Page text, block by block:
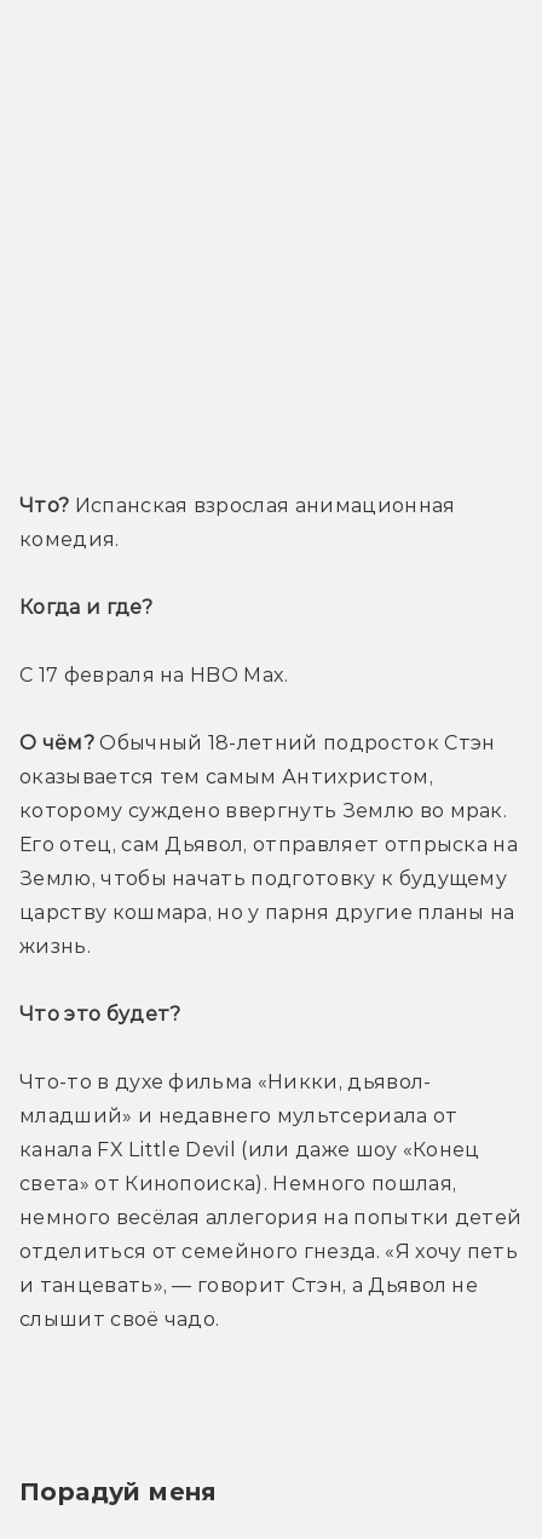
Что? Испанская взрослая анимационная
комедия.
Когда и где?
С 17 февраля на HBO Max.
О чём? Обычный 18-летний подросток Стэн
оказывается тем самым Антихристом,
которому суждено ввергнуть Землю во мрак.
Его отец, сам Дьявол, отправляет отпрыска на
Землю, чтобы начать подготовку к будущему
царству кошмара, но у парня другие планы на
жизнь.
Что это будет?
Что-то в духе фильма «Никки, дьявол-
младший» и недавнего мультсериала от
канала FX Little Devil (или даже шоу «Конец
света» от Кинопоиска). Немного пошлая,
немного весёлая аллегория на попытки детей
отделиться от семейного гнезда. «Я хочу петь
и танцевать», — говорит Стэн, а Дьявол не
слышит своё чадо.
Порадуй меня